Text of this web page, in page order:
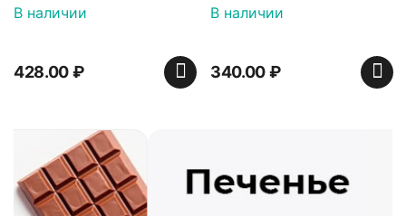
ванили декорированный
900 гр*4 (телевизор)
В наличии
428.00₽
В наличии
340.00₽